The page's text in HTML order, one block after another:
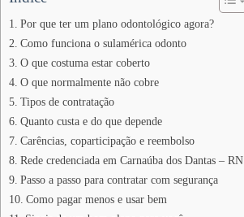
Por que ter um plano odontológico agora?
Como funciona o sulamérica odonto
O que costuma estar coberto
O que normalmente não cobre
Tipos de contratação
Quanto custa e do que depende
Carências, coparticipação e reembolso
Rede credenciada em Carnaúba dos Dantas – RN
Passo a passo para contratar com segurança
Como pagar menos e usar bem